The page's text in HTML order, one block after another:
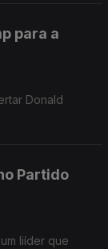
para a
Donald
Partido
liíder que